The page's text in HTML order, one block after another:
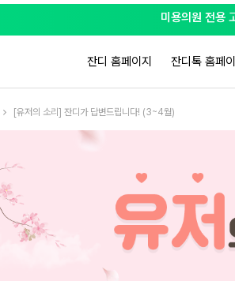
미용의원 전용
잔디 홈페이지 잔디톡 홈페
[유저의 소리] 잔디가 답변드립니다! (3~4월)